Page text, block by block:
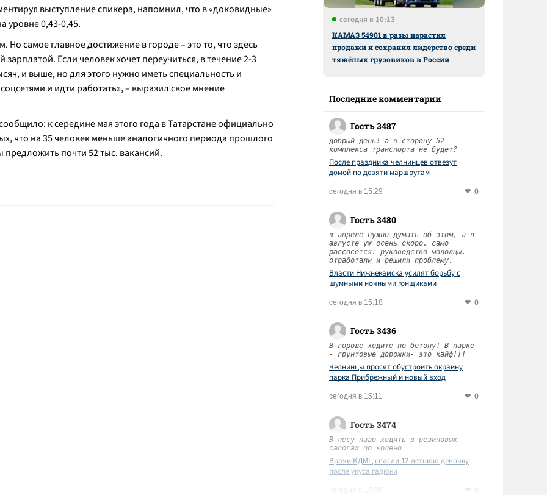
выступление спикера, напомнил, что в «доковидные»
уровне 0,43-0,45.
самое главное достижение в городе – это то, что здесь
Если человек хочет переучиться, в течение 2-3
и выше, но для этого нужно иметь специальность и
и идти работать», – выразил свое мнение
к середине мая этого года в Татарстане официально
что на 35 человек меньше аналогичного периода прошлого
предложить почти 52 тыс. вакансий.
сегодня в 10:13
КАМАЗ 54901 в разы нарастил
продажи и сохранил лидерство среди
тяжёлых грузовиков в России
Последние комментарии
Гость 3487
добрый день! а в сторону 52
комплекса транспорта не будет?
После праздника челнинцев отвезут
домой по девяти маршрутам
сегодня в 15:29 0
Гость 3480
в апреле нужно думать об этом, а в
августе уж осень скоро. само
рассосётся. руководство молодцы.
отработали и решили проблему.
Власти Нижнекамска усилят борьбу с
шумными ночными гонщиками
сегодня в 15:18 0
Гость 3436
В городе ходите по бетону! В парке
- грунтовые дорожки- это кайф!!!
Челнинцы просят обустроить окраину
парка Прибрежный и новый вход
сегодня в 15:11 0
Гость 3474
В лесу надо ходить в резиновых
сапогах по колено
Врачи КДМЦ спасли 12-летнюю девочку
после укуса гадюки